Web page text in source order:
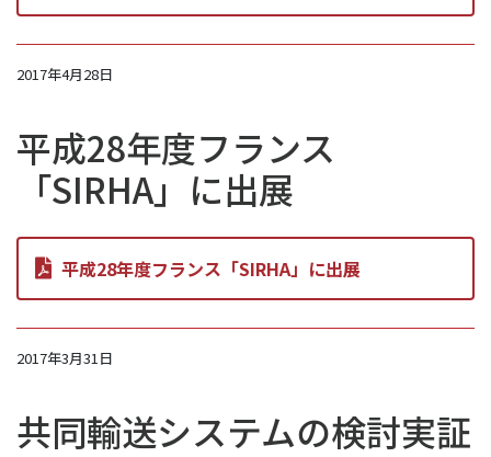
2017年4月28日
平成28年度フランス
「SIRHA」に出展
平成28年度フランス「SIRHA」に出展
2017年3月31日
共同輸送システムの検討実証